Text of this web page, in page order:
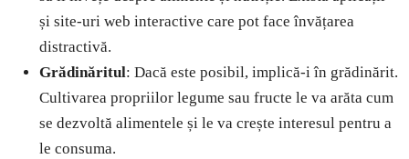
și site-uri web interactive care pot face învățarea
distractivă.
Grădinăritul: Dacă este posibil, implică-i în grădinărit.
Cultivarea propriilor legume sau fructe le va arăta cum
se dezvoltă alimentele și le va crește interesul pentru a
le consuma.